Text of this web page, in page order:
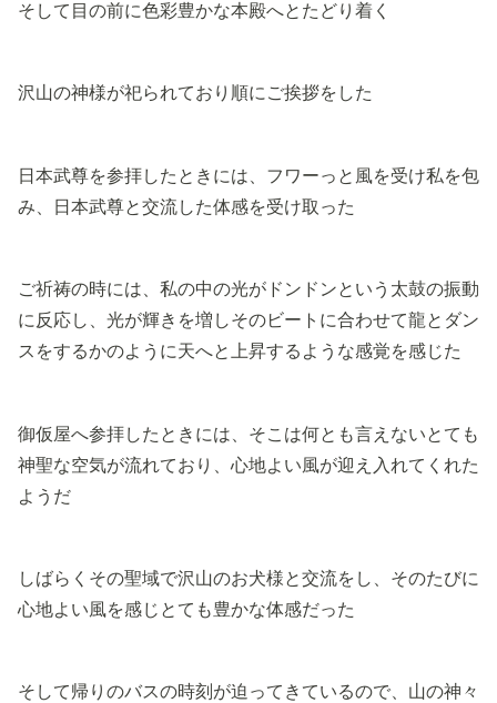
そして目の前に色彩豊かな本殿へとたどり着く
沢山の神様が祀られており順にご挨拶をした
日本武尊を参拝したときには、フワーっと風を受け私を包
み、日本武尊と交流した体感を受け取った
ご祈祷の時には、私の中の光がドンドンという太鼓の振動
に反応し、光が輝きを増しそのビートに合わせて龍とダン
スをするかのように天へと上昇するような感覚を感じた
御仮屋へ参拝したときには、そこは何とも言えないとても
神聖な空気が流れており、心地よい風が迎え入れてくれた
ようだ
しばらくその聖域で沢山のお犬様と交流をし、そのたびに
心地よい風を感じとても豊かな体感だった
そして帰りのバスの時刻が迫ってきているので、山の神々